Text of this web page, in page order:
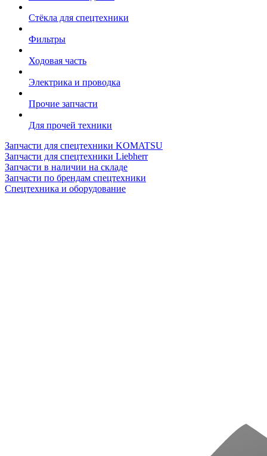
Стёкла для спецтехники
Фильтры
Ходовая часть
Электрика и проводка
Прочие запчасти
Для прочей техники
Запчасти для спецтехники KOMATSU
Запчасти для спецтехники Liebherr
Запчасти в наличии на складе
Запчасти по брендам спецтехники
Спецтехника и оборудование